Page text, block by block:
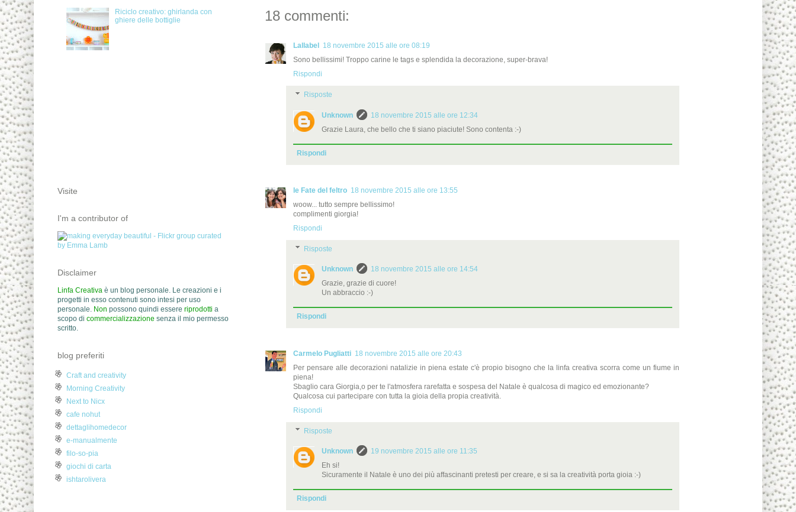
18 commenti:
Lallabel
18 novembre 2015 alle ore 08:19
Sono bellissimi! Troppo carine le tags e splendida la decorazione, super-brava!
Rispondi
Risposte
Unknown
18 novembre 2015 alle ore 12:34
Grazie Laura, che bello che ti siano piaciute! Sono contenta :-)
Rispondi
le Fate del feltro 18 novembre 2015 alle ore 13:55
woow... tutto sempre bellissimo!
complimenti giorgia!
Rispondi
Risposte
Unknown
18 novembre 2015 alle ore 14:54
Grazie, grazie di cuore!
Un abbraccio :-)
Rispondi
Carmelo Pugliatti 18 novembre 2015 alle ore 20:43
Per pensare alle decorazioni natalizie in piena estate c'è propio bisogno che la linfa creativa scorra come un fiume in
piena!
Sbaglio cara Giorgia,o per te l'atmosfera rarefatta e sospesa del Natale è qualcosa di magico ed emozionante?
Qualcosa cui partecipare con tutta la gioia della propia creatività.
Rispondi
Risposte
Unknown
19 novembre 2015 alle ore 11:35
Eh si!
Sicuramente il Natale è uno dei più affascinanti pretesti per creare, e si sa la creatività porta gioia :-)
Rispondi
Riciclo creativo: ghirlanda con
ghiere delle bottiglie
Visite
I'm a contributor of
Disclaimer
Linfa Creativa è un blog personale. Le creazioni e i
progetti in esso contenuti sono intesi per uso
personale. Non possono quindi essere riprodotti a
scopo di commercializzazione senza il mio permesso
scritto.
blog preferiti
Craft and creativity
Morning Creativity
Next to Nicx
cafe nohut
dettaglihomedecor
e-manualmente
filo-so-pia
giochi di carta
ishtarolivera